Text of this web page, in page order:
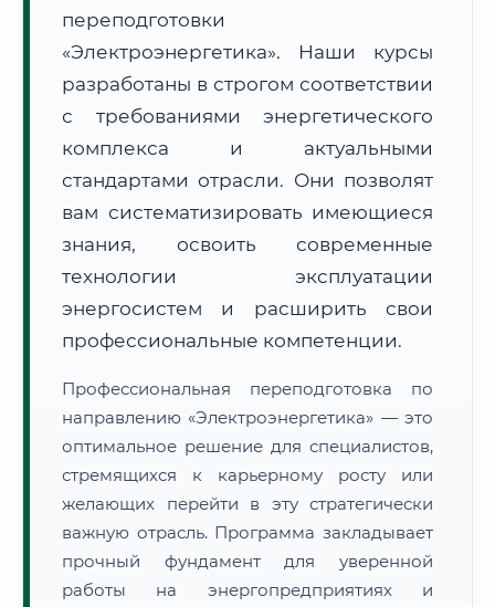
Расчет логистики оригиналов:
• Экспресс-доставка СДЭК / Почтой:4–6 рабочих дней
📜 Документы и аккредитация ФИС ФРДО
🔍Нажмите на документ для увеличения и просмотра
переподготовки
«Электроэнергетика». Наши курсы
разработаны в строгом соответствии
с требованиями энергетического
комплекса и актуальными
стандартами отрасли. Они позволят
вам систематизировать имеющиеся
знания, освоить современные
технологии эксплуатации
энергосистем и расширить свои
профессиональные компетенции.
Профессиональная переподготовка по
направлению «Электроэнергетика» — это
оптимальное решение для специалистов,
стремящихся к карьерному росту или
желающих перейти в эту стратегически
важную отрасль. Программа закладывает
прочный фундамент для уверенной
работы на энергопредприятиях и